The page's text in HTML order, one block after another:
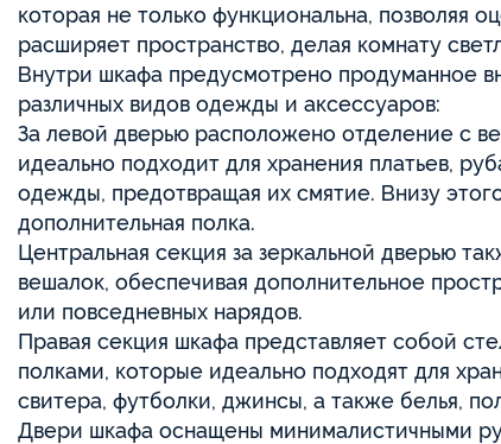
которая не только функциональна, позволяя
расширяет пространство, делая комнату
Внутри шкафа предусмотрено продуманное
различных видов одежды и аксессуаров:
За левой дверью расположено отделение с
идеально подходит для хранения платьев,
одежды, предотвращая их смятие. Внизу
дополнительная полка.
Центральная секция за зеркальной дверью
вешалок, обеспечивая дополнительное
или повседневных нарядов.
Правая секция шкафа представляет собой
полками, которые идеально подходят для
свитера, футболки, джинсы, а также белья,
Двери шкафа оснащены минималистичными